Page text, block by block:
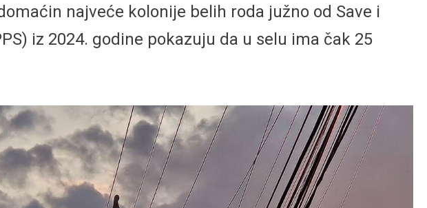
najveće kolonije belih roda južno od Save i
iz 2024. godine pokazuju da u selu ima čak 25